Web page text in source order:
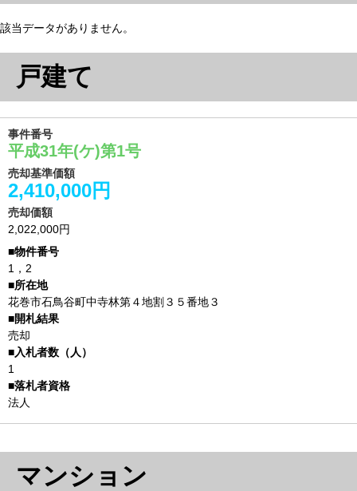
該当データがありません。
戸建て
事件番号
平成31年(ケ)第1号
売却基準価額
2,410,000円
売却価額
2,022,000円
1，2
花巻市石鳥谷町中寺林第４地割３５番地３
売却
1
法人
マンション